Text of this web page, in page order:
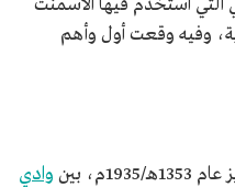
التي استخدم فيها الأسمنت
وفيه وقعت أول وأهم
بين
وادي